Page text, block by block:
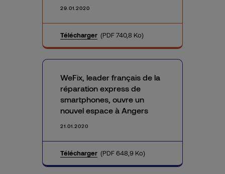
29.01.2020
Télécharger (PDF 740,8 Ko)
WeFix, leader français de la
réparation express de
smartphones, ouvre un
nouvel espace à Angers
21.01.2020
Télécharger (PDF 648,9 Ko)